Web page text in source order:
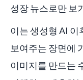
성장 뉴스로만 보
이는 생성형 AI 이
보여주는 장면에
이미지를 만드는